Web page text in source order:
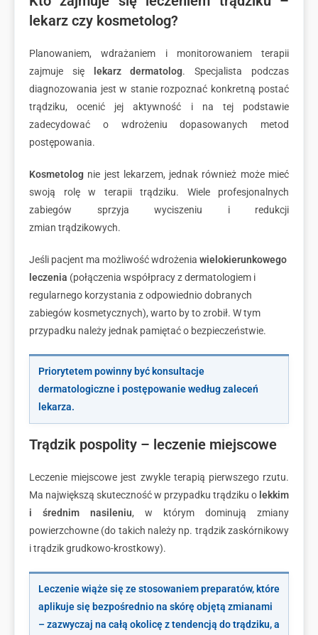
lekarz czy kosmetolog?
Planowaniem, wdrażaniem i monitorowaniem terapii
zajmuje się
lekarz dermatolog. Specjalista podczas
diagnozowania jest w stanie rozpoznać konkretną postać
trądziku, ocenić jej aktywność i na tej podstawie
zadecydować o wdrożeniu dopasowanych metod
postępowania.
Kosmetolog nie jest lekarzem, jednak również może mieć
swoją rolę w terapii trądziku. Wiele profesjonalnych
zabiegów sprzyja wyciszeniu i redukcji
zmian trądzikowych.
Jeśli pacjent ma możliwość wdrożenia wielokierunkowego
leczenia (połączenia współpracy z dermatologiem i
regularnego korzystania z odpowiednio dobranych
zabiegów kosmetycznych), warto by to zrobił. W tym
przypadku należy jednak pamiętać o bezpieczeństwie.
Priorytetem powinny być konsultacje
dermatologiczne i postępowanie według zaleceń
lekarza.
Trądzik pospolity – leczenie miejscowe
Leczenie miejscowe jest zwykle terapią pierwszego rzutu.
Ma największą skuteczność w przypadku trądziku o lekkim
i średnim nasileniu, w którym dominują zmiany
powierzchowne (do takich należy np. trądzik zaskórnikowy
i trądzik grudkowo-krostkowy).
Leczenie wiąże się ze stosowaniem preparatów, które
aplikuje się bezpośrednio na skórę objętą zmianami
– zazwyczaj na całą okolicę z tendencją do trądziku, a